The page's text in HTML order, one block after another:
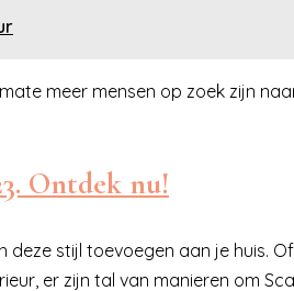
meer mensen op zoek zijn
Ontdek nu!
deze stijl toevoegen aan je huis.
er zijn tal van manieren om